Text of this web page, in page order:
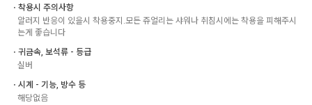
ㆍ착용시 주의사항
알러지 반응이 있을시 착용중지.모든 쥬얼리는 샤워나 취침시에는 착용을 피해주시
는게 좋습니다
ㆍ귀금속, 보석류 - 등급
실버
ㆍ시계 - 기능, 방수 등
해당없음